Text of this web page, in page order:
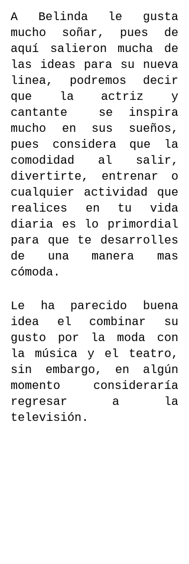
A Belinda le gusta
mucho soñar, pues de
aquí salieron mucha de
las ideas para su nueva
linea, podremos decir
que la actriz y
cantante  se inspira
mucho en sus sueños,
pues considera que la
comodidad al salir,
divertirte, entrenar o
cualquier actividad que
realices en tu vida
diaria es lo primordial
para que te desarrolles
de una manera mas
cómoda.
Le ha parecido buena
idea el combinar su
gusto por la moda con
la música y el teatro,
sin embargo, en algún
momento consideraría
regresar a la
televisión.